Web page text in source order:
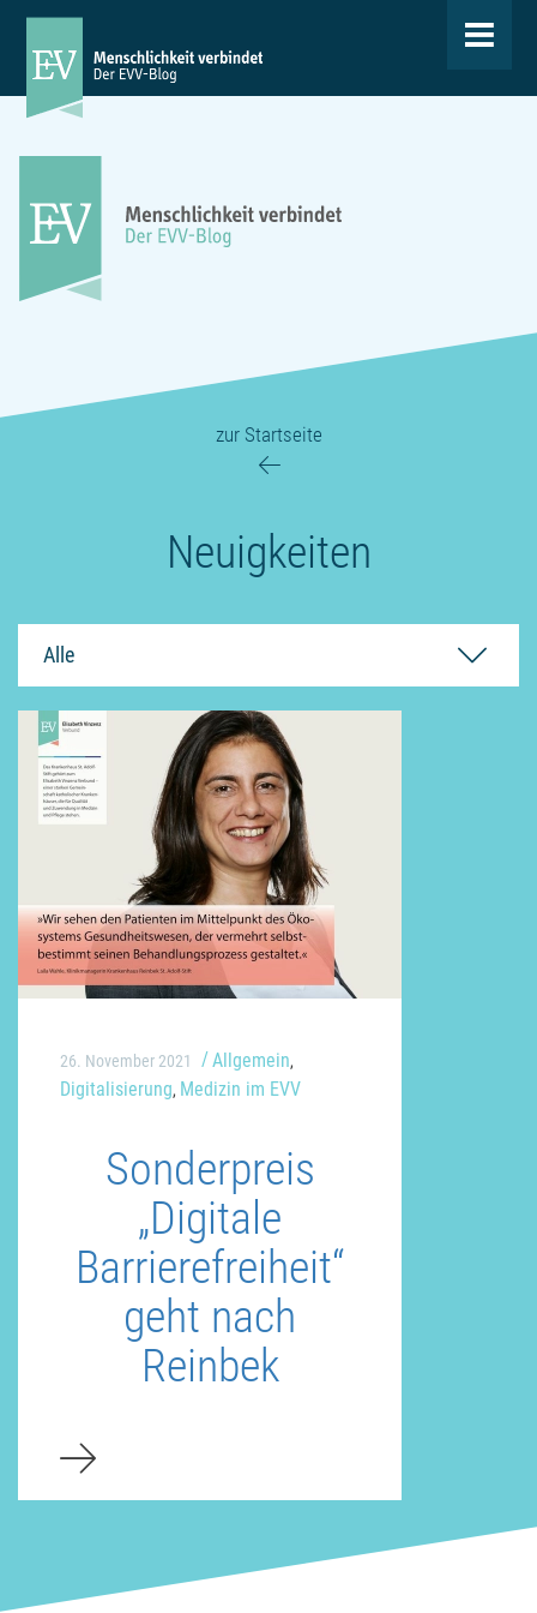
Toggle
zur Startseite
Neuigkeiten
Alle
26. November 2021 Allgemein,
Digitalisierung, Medizin im EVV
Sonderpreis
„Digitale
Barrierefreiheit“
geht nach
Reinbek